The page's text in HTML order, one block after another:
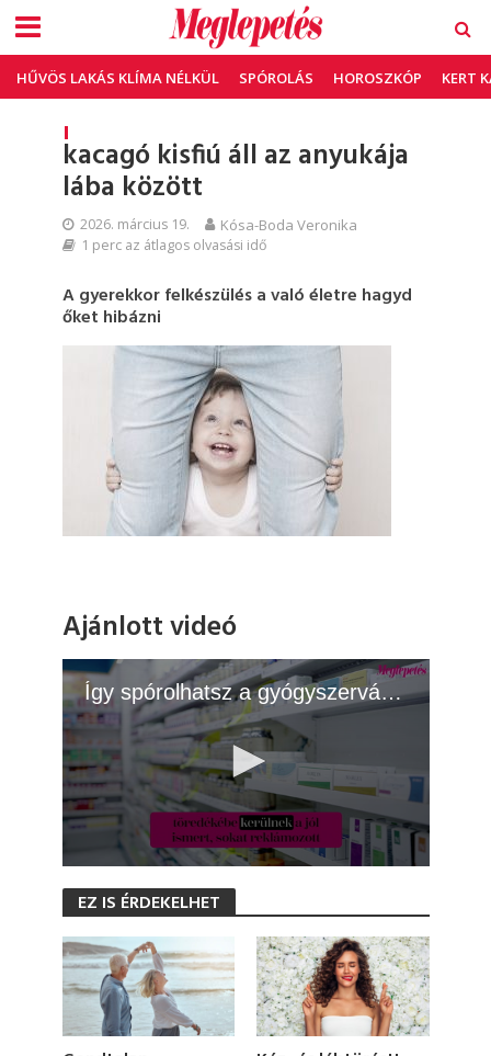
HŰVÖS LAKÁS KLÍMA NÉLKÜL SPÓROLÁS HOROSZKÓP KERT
kacagó kisfiú áll az anyukája
lába között
2026. március 19. Kósa-Boda Veronika
1 perc az átlagos olvasási idő
A gyerekkor felkészülés a való életre hagyd
őket hibázni
Ajánlott videó
Így spórolhatsz a gyógyszervásárláson
s
o
n
d
s
EZ IS ÉRDEKELHET